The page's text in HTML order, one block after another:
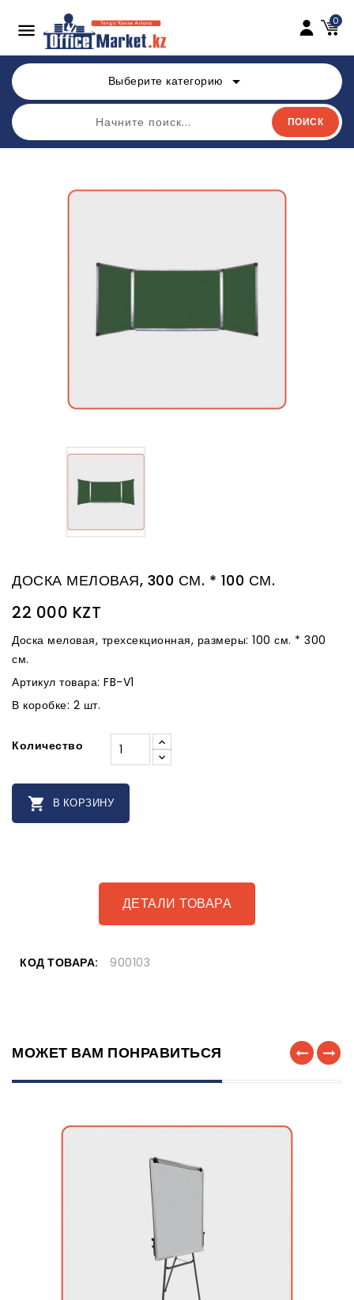
 0
Выберите категорию arrow_drop_down
ПОИСК
ДОСКА МЕЛОВАЯ, 300 СМ. * 100 СМ.
22 000 KZT
Доска меловая, трехсекционная, размеры: 100 см. * 300
см.
Артикул товара: FB-V1
В коробке: 2 шт.
Количество
 В КОРЗИНУ
ДЕТАЛИ ТОВАРА
КОД ТОВАРА: 900103
МОЖЕТ ВАМ ПОНРАВИТЬСЯ